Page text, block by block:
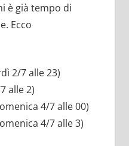
è già tempo di
Ecco
2/7 alle 23)
alle 2)
4/7 alle 00)
4/7 alle 3)